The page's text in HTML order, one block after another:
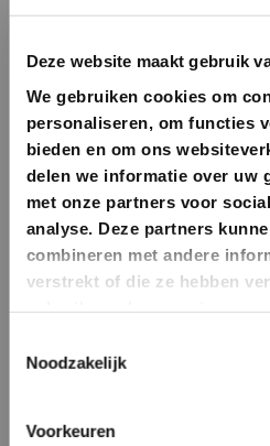
Deze website maakt gebruik
We gebruiken cookies om
personaliseren, om functies
bieden en om ons
delen we informatie over uw
met onze partners voor
analyse. Deze partners
combineren met andere
verstrekt of die ze hebben
Noodzakelijk
Voorkeuren